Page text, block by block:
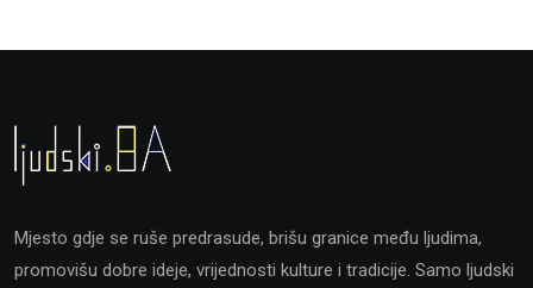
Mjesto gdje se ruše predrasude, brišu granice među ljudima,
promovišu dobre ideje, vrijednosti kulture i tradicije. Samo ljudski